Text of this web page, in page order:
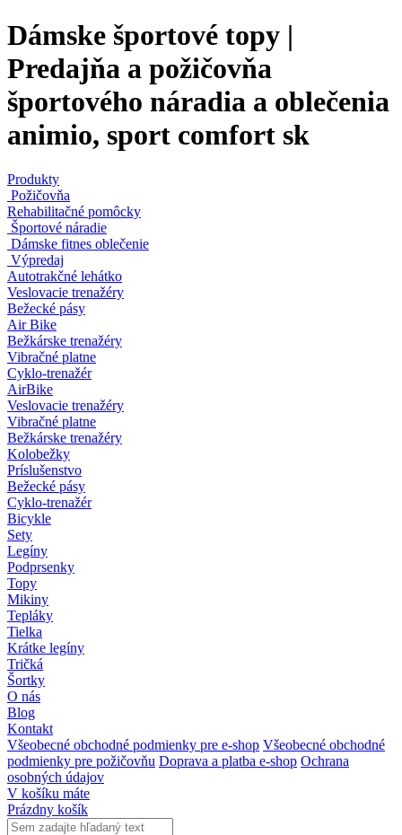
Dámske športové topy |
Predajňa a požičovňa
športového náradia a oblečenia
animio, sport comfort sk
Produkty
Požičovňa
Rehabilitačné pomôcky
Športové náradie
Dámske fitnes oblečenie
Výpredaj
Autotrakčné lehátko
Veslovacie trenažéry
Bežecké pásy
Air Bike
Bežkárske trenažéry
Vibračné platne
Cyklo-trenažér
AirBike
Veslovacie trenažéry
Vibračné platne
Bežkárske trenažéry
Kolobežky
Príslušenstvo
Bežecké pásy
Cyklo-trenažér
Bicykle
Sety
Legíny
Podprsenky
Topy
Mikiny
Tepláky
Tielka
Krátke legíny
Tričká
Šortky
O nás
Blog
Kontakt
Všeobecné obchodné podmienky pre e-shop Všeobecné obchodné
podmienky pre požičovňu Doprava a platba e-shop Ochrana
osobných údajov
V košíku máte
Prázdny košík